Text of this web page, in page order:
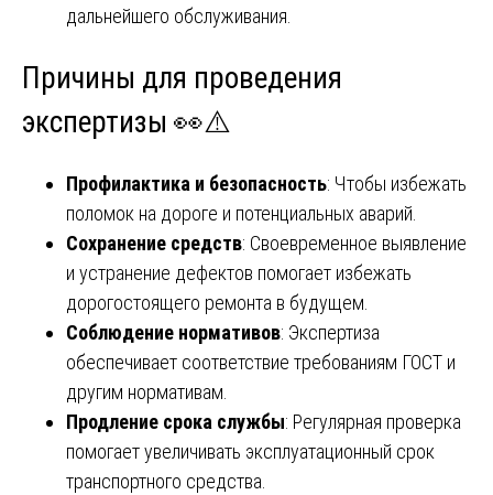
дальнейшего обслуживания.
Причины для проведения
экспертизы 👀⚠️
Профилактика и безопасность: Чтобы избежать
поломок на дороге и потенциальных аварий.
Сохранение средств: Своевременное выявление
и устранение дефектов помогает избежать
дорогостоящего ремонта в будущем.
Соблюдение нормативов: Экспертиза
обеспечивает соответствие требованиям ГОСТ и
другим нормативам.
Продление срока службы: Регулярная проверка
помогает увеличивать эксплуатационный срок
транспортного средства.